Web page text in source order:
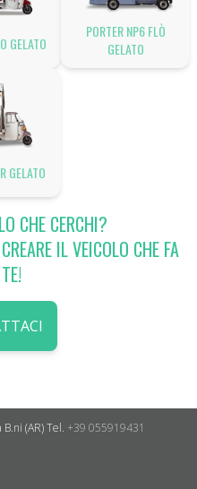
GELATO
PORTER NP6 FLÒ
GELATO
GELATO
CHE CERCHI?
IL VEICOLO CHE FA
(AR)Tel. +39 055919431